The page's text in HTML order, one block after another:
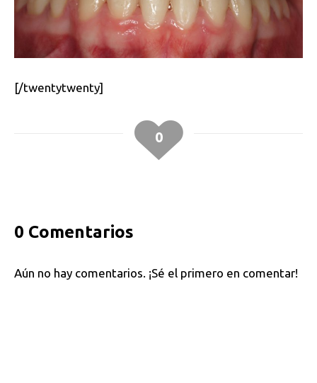
[/twentytwenty]
0
0 Comentarios
Aún no hay comentarios. ¡Sé el primero en comentar!